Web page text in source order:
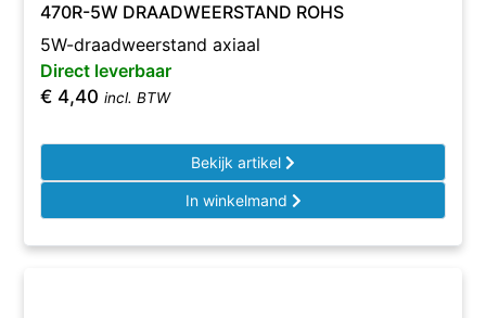
470R-5W DRAADWEERSTAND ROHS
5W-draadweerstand axiaal
Direct leverbaar
€ 4,40 incl. BTW
Bekijk artikel
In winkelmand